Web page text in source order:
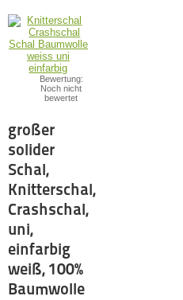
Bewertung:
Noch nicht
bewertet
großer
solider
Schal,
Knitterschal,
Crashschal,
uni,
einfarbig
weiß, 100%
Baumwolle